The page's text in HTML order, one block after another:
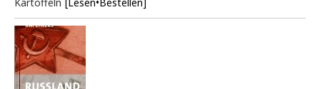
Kartoffeln [Lesen•Bestellen]